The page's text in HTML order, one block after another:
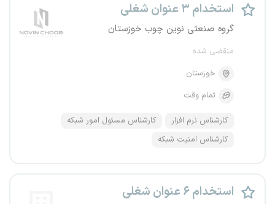
استخدام ۳ عنوان شغلی
گروه صنعتی نوین چوب خوزستان
منقضی شده
خوزستان
تمام وقت
کارشناس نرم افزار
کارشناس مسئول امور شبکه
کارشناس امنیت شبکه
استخدام ۶ عنوان شغلی